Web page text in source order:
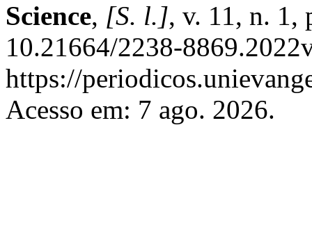
Science, [S. l.], v. 11, n. 1,
10.21664/2238-
https://
Acesso em: 7 ago. 2026.